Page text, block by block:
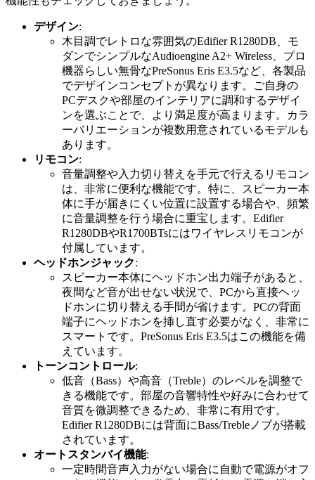
デザイン:
木目調でレトロな雰囲気のEdifier R1280DB、モ
ダンでシンプルなAudioengine A2+ Wireless、プロ
機器らしい無骨なPreSonus Eris E3.5など、各製品
でデザインコンセプトが異なります。ご自身の
PCデスクや部屋のインテリアに調和するデザイ
ンを選ぶことで、より満足度が高まります。カラ
ーバリエーションが複数用意されているモデルも
あります。
リモコン:
音量調整や入力切り替えを手元で行えるリモコン
は、非常に便利な機能です。特に、スピーカー本
体に手が届きにくい位置に設置する場合や、頻繁
に音量調整を行う場合に重宝します。Edifier
R1280DBやR1700BTsにはワイヤレスリモコンが
付属しています。
ヘッドホンジャック:
スピーカー本体にヘッドホン出力端子があると、
夜間など音が出せない状況で、PCから直接ヘッ
ドホンに切り替える手間が省けます。PCの背面
端子にヘッドホンを挿し直す必要がなく、非常に
スマートです。PreSonus Eris E3.5はこの機能を備
えています。
トーンコントロール:
低音（Bass）や高音（Treble）のレベルを調整で
きる機能です。部屋の音響特性や好みに合わせて
音質を微調整できるため、非常に有用です。
Edifier R1280DBには背面にBass/Trebleノブが搭載
されています。
オートスタンバイ機能:
一定時間音声入力がない場合に自動で電源がオフ